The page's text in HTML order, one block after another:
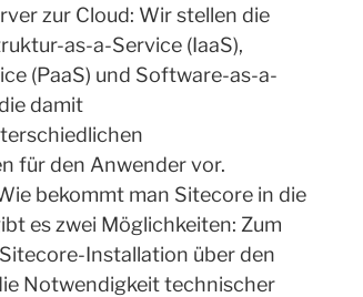
zur Cloud: Wir stellen die
as-a-Service (IaaS),
(PaaS) und Software-as-a-
damit
für den Anwender vor.
bekommt man Sitecore in die
es zwei Möglichkeiten: Zum
Installation über den
Notwendigkeit technischer